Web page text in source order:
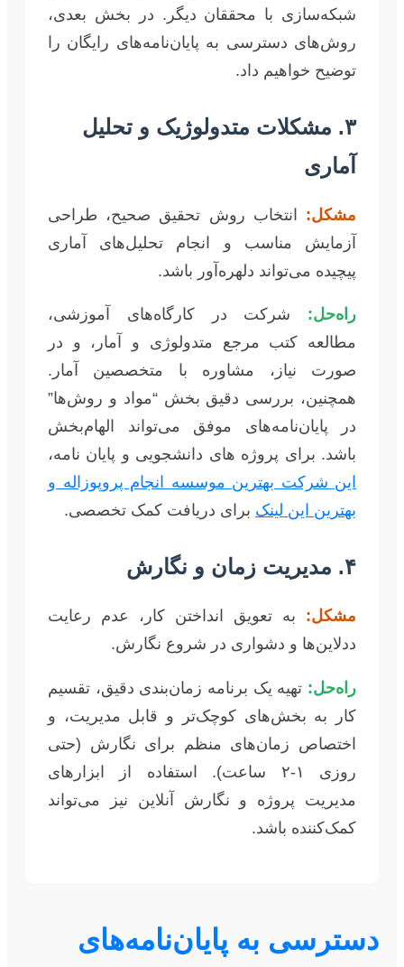
شبکه‌سازی با محققان دیگر. در بخش بعدی،
روش‌های دسترسی به پایان‌نامه‌های رایگان را
توضیح خواهیم داد.
۳. مشکلات متدولوژیک و تحلیل
آماری
مشکل: انتخاب روش تحقیق صحیح، طراحی
آزمایش مناسب و انجام تحلیل‌های آماری
پیچیده می‌تواند دلهره‌آور باشد.
راه‌حل: شرکت در کارگاه‌های آموزشی،
مطالعه کتب مرجع متدولوژی و آمار، و در
صورت نیاز، مشاوره با متخصصین آمار.
همچنین، بررسی دقیق بخش “مواد و روش‌ها”
در پایان‌نامه‌های موفق می‌تواند الهام‌بخش
باشد. برای پروژه های دانشجویی و پایان نامه،
این شرکت بهترین موسسه انجام پروپوزاله و
بهترین این لینک برای دریافت کمک تخصصی.
۴. مدیریت زمان و نگارش
مشکل: به تعویق انداختن کار، عدم رعایت
ددلاین‌ها و دشواری در شروع نگارش.
راه‌حل: تهیه یک برنامه زمان‌بندی دقیق، تقسیم
کار به بخش‌های کوچک‌تر و قابل مدیریت، و
اختصاص زمان‌های منظم برای نگارش (حتی
روزی ۱-۲ ساعت). استفاده از ابزارهای
مدیریت پروژه و نگارش آنلاین نیز می‌تواند
کمک‌کننده باشد.
دسترسی به پایان‌نامه‌های